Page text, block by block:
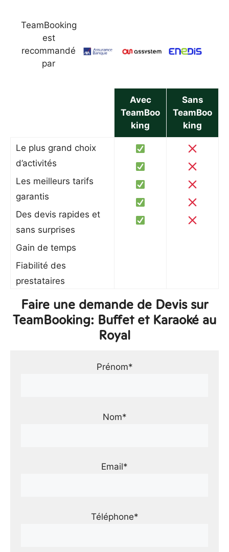
TeamBooking
est
recommandé
par
Avec
TeamBoo
king
Sans
TeamBoo
king
Le plus grand choix
d’activités
Les meilleurs tarifs
garantis
Des devis rapides et
sans surprises
Gain de temps
Fiabilité des
prestataires
Faire une demande de Devis sur
TeamBooking: Buffet et Karaoké au
Royal
Prénom*
Nom*
Email*
Téléphone*